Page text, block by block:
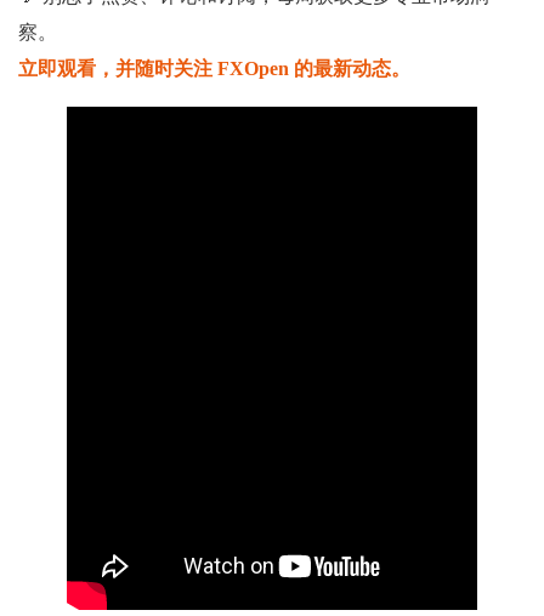
察。
立即观看，并随时关注 FXOpen 的最新动态。